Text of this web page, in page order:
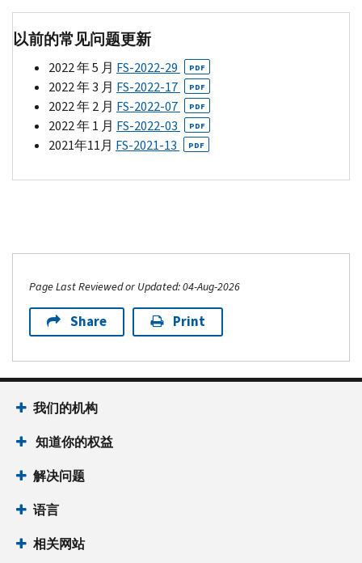
纳
税
申
报
表，
如
果
您
2020
报
截
至
您
的
子
女
税
惠
月
预
付
年
子
女
税
优
惠
款
许
税
人
说，
年
子
女
税
惠
金
以前的常见问题更新
2022 年 5 月 FS-2022-29 PDF
2022 年 3 月 FS-2022-17 PDF
2022 年 2 月 FS-2022-07 PDF
2022 年 1 月 FS-2022-03 PDF
2021年11月 FS-2021-13 PDF
Page Last Reviewed or Updated: 04-Aug-2026
Share Print
我们的机构
知道你的权益
解决问题
语言
相关网站